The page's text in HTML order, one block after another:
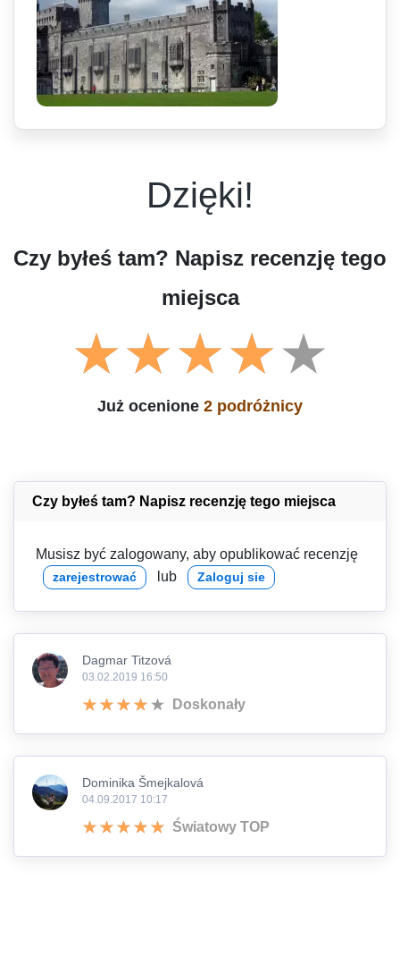
Dzięki!
Czy byłeś tam? Napisz recenzję tego
miejsca
Już ocenione 2 podróżnicy
Czy byłeś tam? Napisz recenzję tego miejsca
Musisz być zalogowany, aby opublikować recenzję
zarejestrować lub Zaloguj sie
Dagmar Titzová
03.02.2019 16:50
Doskonały
Dominika Šmejkalová
04.09.2017 10:17
Światowy TOP